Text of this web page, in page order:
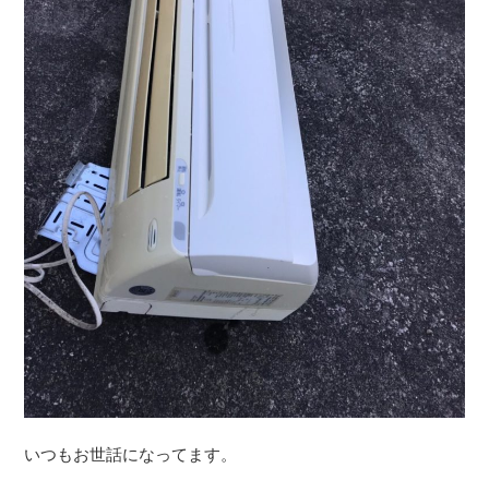
いつもお世話になってます。